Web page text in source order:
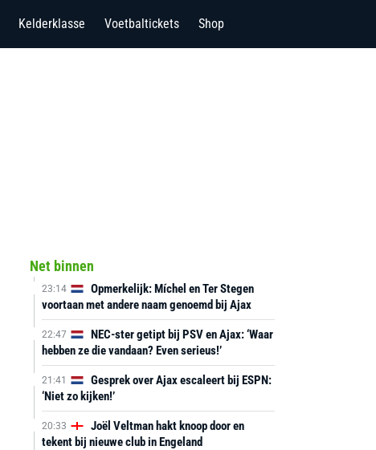
Kelderklasse Voetbaltickets Shop
Net binnen
23:14
Opmerkelijk: Míchel en Ter Stegen
voortaan met andere naam genoemd bij Ajax
22:47
NEC-ster getipt bij PSV en Ajax: ‘Waar
hebben ze die vandaan? Even serieus!’
21:41
Gesprek over Ajax escaleert bij ESPN:
‘Niet zo kijken!’
20:33
Joël Veltman hakt knoop door en
tekent bij nieuwe club in Engeland